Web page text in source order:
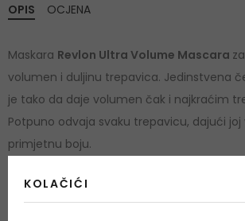
OPIS
Maskara Revlon Ultra Volume Mascara
volumen i duljinu trepavica. Jedinstvena
je tako da daje volumen čak i najkraćim
Potpuno odvaja svaku trepavicu, dajući
primjetnu boju.
Upotreba
OCJENA
KOLAČIĆI